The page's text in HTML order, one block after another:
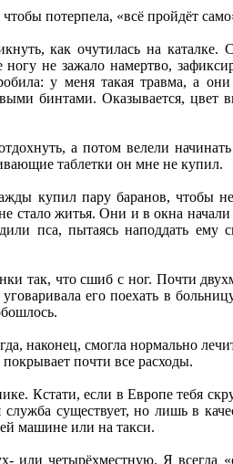
потерпела, «всё пройдёт
как очутилась на
не зажало намертво,
у меня такая травма, а
бинтами. Оказывается, цвет
а потом велели
таблетки он мне не купил.
купил пару баранов, чтобы
стало житья. Они и в окна
пса, пытаясь наподдать
так, что сшиб с ног. Почти
его поехать в
наконец, смогла нормально
почти все расходы.
Кстати, если в Европе тебя
существует, но лишь в
машине или на такси.
или четырёхместную. Я всегда